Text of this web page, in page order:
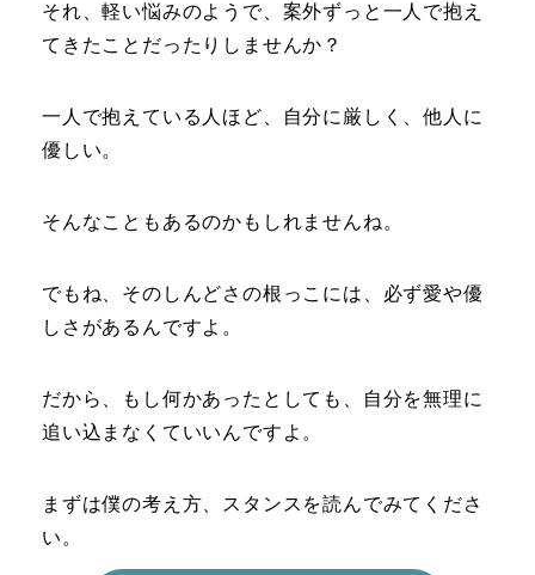
それ、軽い悩みのようで、案外ずっと一人で抱え
てきたことだったりしませんか？
一人で抱えている人ほど、自分に厳しく、他人に
優しい。
そんなこともあるのかもしれませんね。
でもね、そのしんどさの根っこには、必ず愛や優
しさがあるんですよ。
だから、もし何かあったとしても、自分を無理に
追い込まなくていいんですよ。
まずは僕の考え方、スタンスを読んでみてくださ
い。